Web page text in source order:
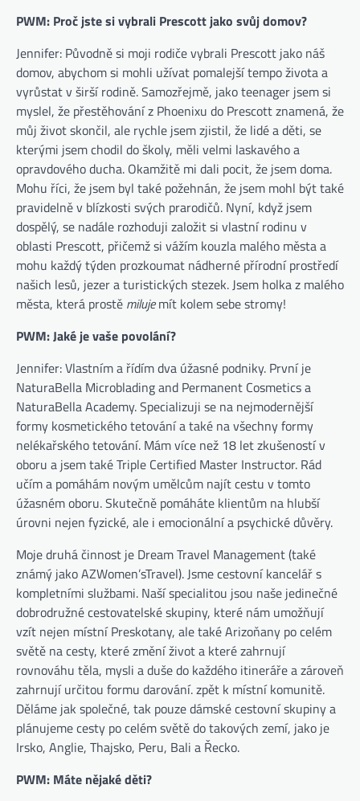
PWM: Proč jste si vybrali Prescott jako svůj domov?
Jennifer: Původně si moji rodiče vybrali Prescott jako náš
domov, abychom si mohli užívat pomalejší tempo života a
vyrůstat v širší rodině. Samozřejmě, jako teenager jsem si
myslel, že přestěhování z Phoenixu do Prescott znamená, že
můj život skončil, ale rychle jsem zjistil, že lidé a děti, se
kterými jsem chodil do školy, měli velmi laskavého a
opravdového ducha. Okamžitě mi dali pocit, že jsem doma.
Mohu říci, že jsem byl také požehnán, že jsem mohl být také
pravidelně v blízkosti svých prarodičů. Nyní, když jsem
dospělý, se nadále rozhoduji založit si vlastní rodinu v
oblasti Prescott, přičemž si vážím kouzla malého města a
mohu každý týden prozkoumat nádherné přírodní prostředí
našich lesů, jezer a turistických stezek. Jsem holka z malého
města, která prostě milujemít kolem sebe stromy!
PWM: Jaké je vaše povolání?
Jennifer: Vlastním a řídím dva úžasné podniky. První je
NaturaBella Microblading and Permanent Cosmetics a
NaturaBella Academy. Specializuji se na nejmodernější
formy kosmetického tetování a také na všechny formy
nelékařského tetování. Mám více než 18 let zkušeností v
oboru a jsem také Triple Certified Master Instructor. Rád
učím a pomáhám novým umělcům najít cestu v tomto
úžasném oboru. Skutečně pomáháte klientům na hlubší
úrovni nejen fyzické, ale i emocionální a psychické důvěry.
Moje druhá činnost je Dream Travel Management (také
známý jako AZWomen’sTravel). Jsme cestovní kancelář s
kompletními službami. Naší specialitou jsou naše jedinečné
dobrodružné cestovatelské skupiny, které nám umožňují
vzít nejen místní Preskotany, ale také Arizoňany po celém
světě na cesty, které změní život a které zahrnují
rovnováhu těla, mysli a duše do každého itineráře a zároveň
zahrnují určitou formu darování. zpět k místní komunitě.
Děláme jak společné, tak pouze dámské cestovní skupiny a
plánujeme cesty po celém světě do takových zemí, jako je
Irsko, Anglie, Thajsko, Peru, Bali a Řecko.
PWM: Máte nějaké děti?